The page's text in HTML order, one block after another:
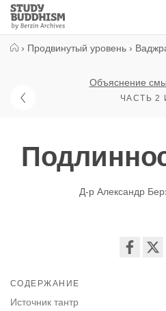
Close
Study
Buddhism
› Продвинутый уровень ›
Объяснение
ЧАСТЬ 2
Д-р Александр
СОДЕРЖАНИЕ
Источник тантр